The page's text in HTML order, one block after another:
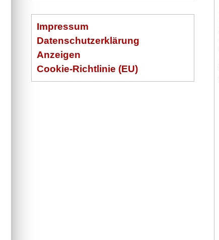
Impressum
Datenschutzerklärung
Anzeigen
Cookie-Richtlinie (EU)